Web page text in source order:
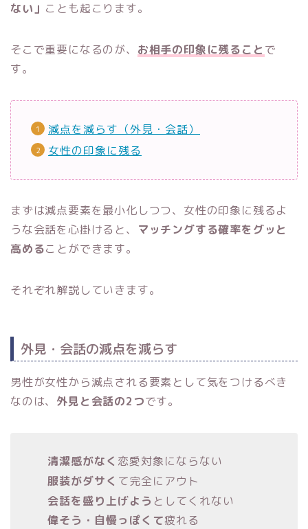
ない」 ことも起こります。
そこで重要になるのが、 お相手の印象に残ること で
す。
減点を減らす（外見・会話）
女性の印象に残る
まずは減点要素を最小化しつつ、女性の印象に残るよ
うな会話を心掛けると、 マッチングする確率をグッと
高めることができます。
それぞれ解説していきます。
外見・会話の減点を減らす
男性が女性から減点される要素として気をつけるべき
なのは、 外見と会話の2つです。
清潔感がなく 恋愛対象にならない
服装がダサく て完全にアウト
会話を盛り上げよう としてくれない
偉そう・自慢っぽくて疲れる